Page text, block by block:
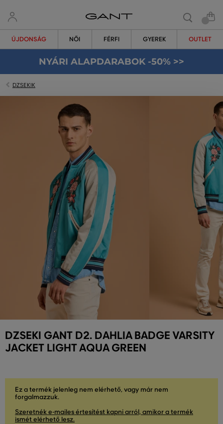
ÚJDONSÁG NŐI FÉRFI GYEREK OUTLET
NYÁRI ALAPDARABOK -50% >>
DZSEKIK
DZSEKI GANT D2. DAHLIA BADGE VARSITY
JACKET LIGHT AQUA GREEN
Ez a termék jelenleg nem elérhető, vagy már nem
forgalmazzuk.
Szeretnék e-mailes értesítést kapni arról, amikor a termék
ismét elérhető lesz.